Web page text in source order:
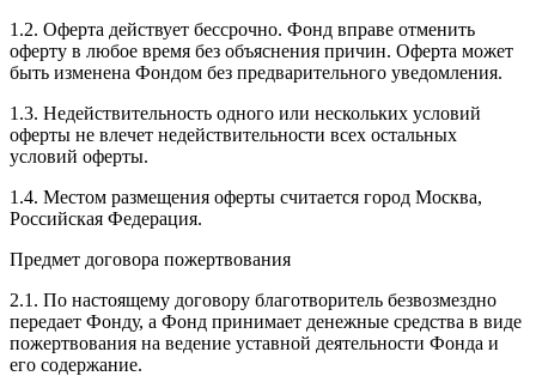
1.2. Оферта действует бессрочно. Фонд вправе отменить
оферту в любое время без объяснения причин. Оферта может
быть изменена Фондом без предварительного уведомления.
1.3. Недействительность одного или нескольких условий
оферты не влечет недействительности всех остальных
условий оферты.
1.4. Местом размещения оферты считается город Москва,
Российская Федерация.
Предмет договора пожертвования
2.1. По настоящему договору благотворитель безвозмездно
передает Фонду, а Фонд принимает денежные средства в виде
пожертвования на ведение уставной деятельности Фонда и
его содержание.